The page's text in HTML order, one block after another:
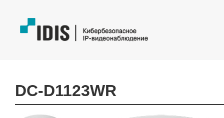
DC-D1123WR